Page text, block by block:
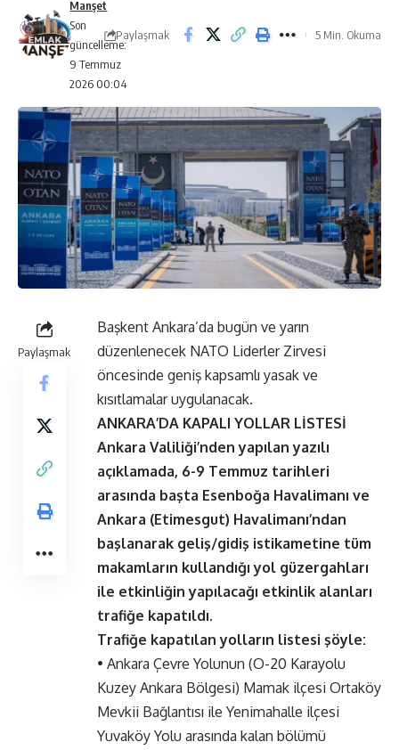
Son
güncelleme:
9 Temmuz
2026 00:04
Manşet
Paylaşmak 5 Min. Okuma
Paylaşmak
Başkent Ankara’da bugün ve yarın
düzenlenecek NATO Liderler Zirvesi
öncesinde geniş kapsamlı yasak ve
kısıtlamalar uygulanacak.
ANKARA’DA KAPALI YOLLAR LİSTESİ
Ankara Valiliği’nden yapılan yazılı
açıklamada, 6-9 Temmuz tarihleri
arasında başta Esenboğa Havalimanı ve
Ankara (Etimesgut) Havalimanı’ndan
başlanarak geliş/gidiş istikametine tüm
makamların kullandığı yol güzergahları
ile etkinliğin yapılacağı etkinlik alanları
trafiğe kapatıldı.
Trafiğe kapatılan yolların listesi şöyle:
• Ankara Çevre Yolunun (O-20 Karayolu
Kuzey Ankara Bölgesi) Mamak ilçesi Ortaköy
Mevkii Bağlantısı ile Yenimahalle ilçesi
Yuvaköy Yolu arasında kalan bölümü